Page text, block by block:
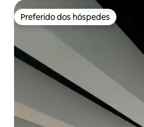
Preferido dos hóspedes
Preferido dos hóspedes